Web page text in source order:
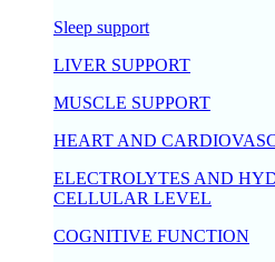
Sleep support
LIVER SUPPORT
MUSCLE SUPPORT
HEART AND
ELECTROLYTES AND
CELLULAR LEVEL
COGNITIVE FUNCTION